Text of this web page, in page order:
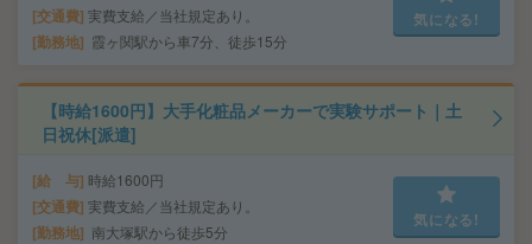
交通費 実費支給／当社規定あり。
勤務地 霞ヶ関駅から車7分、徒歩15分
気になる!
【時給1600円】大手化粧品メーカーで実験サポート｜土
日祝休[派遣]
給 与 時給1600円
交通費 実費支給／当社規定あり。
勤務地 南大塚駅から徒歩5分
気になる!